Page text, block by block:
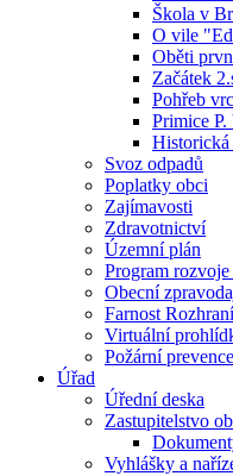
Škola v
O vile
Oběti
Začátek
Pohřeb
Primice
Historická
Svoz odpadů
Poplatky obci
Zajímavosti
Zdravotnictví
Územní plán
Program
Obecní
Farnost Rozhraní
Virtuální
Požární prevence
Úřad
Úřední deska
Zastupitelstvo
Vyhlášky a